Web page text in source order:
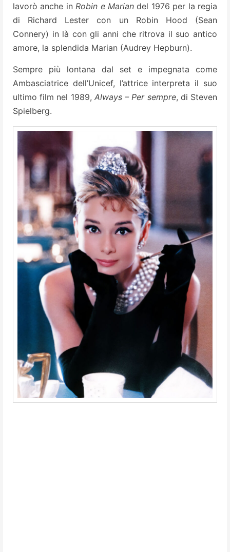
lavorò anche inRobin e Marian del 1976 per la regia
di Richard Lester con un Robin Hood (Sean
Connery) in là con gli anni che ritrova il suo antico
amore, la splendida Marian (Audrey Hepburn).
Sempre più lontana dal set e impegnata come
Ambasciatrice dell’Unicef, l’attrice interpreta il suo
ultimo film nel 1989, Always – Per sempre, di Steven
Spielberg.